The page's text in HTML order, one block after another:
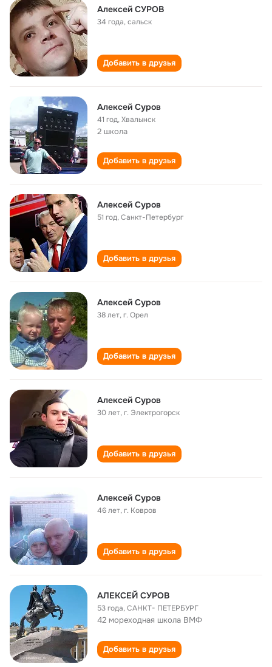
Алексей СУРОВ
34 года,сальск
Добавить в друзья
Алексей Суров
41 год,Хвалынск
2 школа
Добавить в друзья
Алексей Суров
51 год,Санкт-Петербург
Добавить в друзья
Алексей Суров
38 лет,г. Орел
Добавить в друзья
Алексей Суров
30 лет,г. Электрогорск
Добавить в друзья
Алексей Суров
46 лет,г. Ковров
Добавить в друзья
АЛЕКСЕЙ СУРОВ
53 года,САНКТ- ПЕТЕРБУРГ
42 мореходная школа ВМФ
Добавить в друзья